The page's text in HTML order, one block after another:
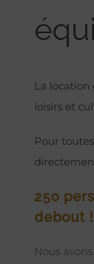
La location
loisirs et
Pour
250
debout !
Nous